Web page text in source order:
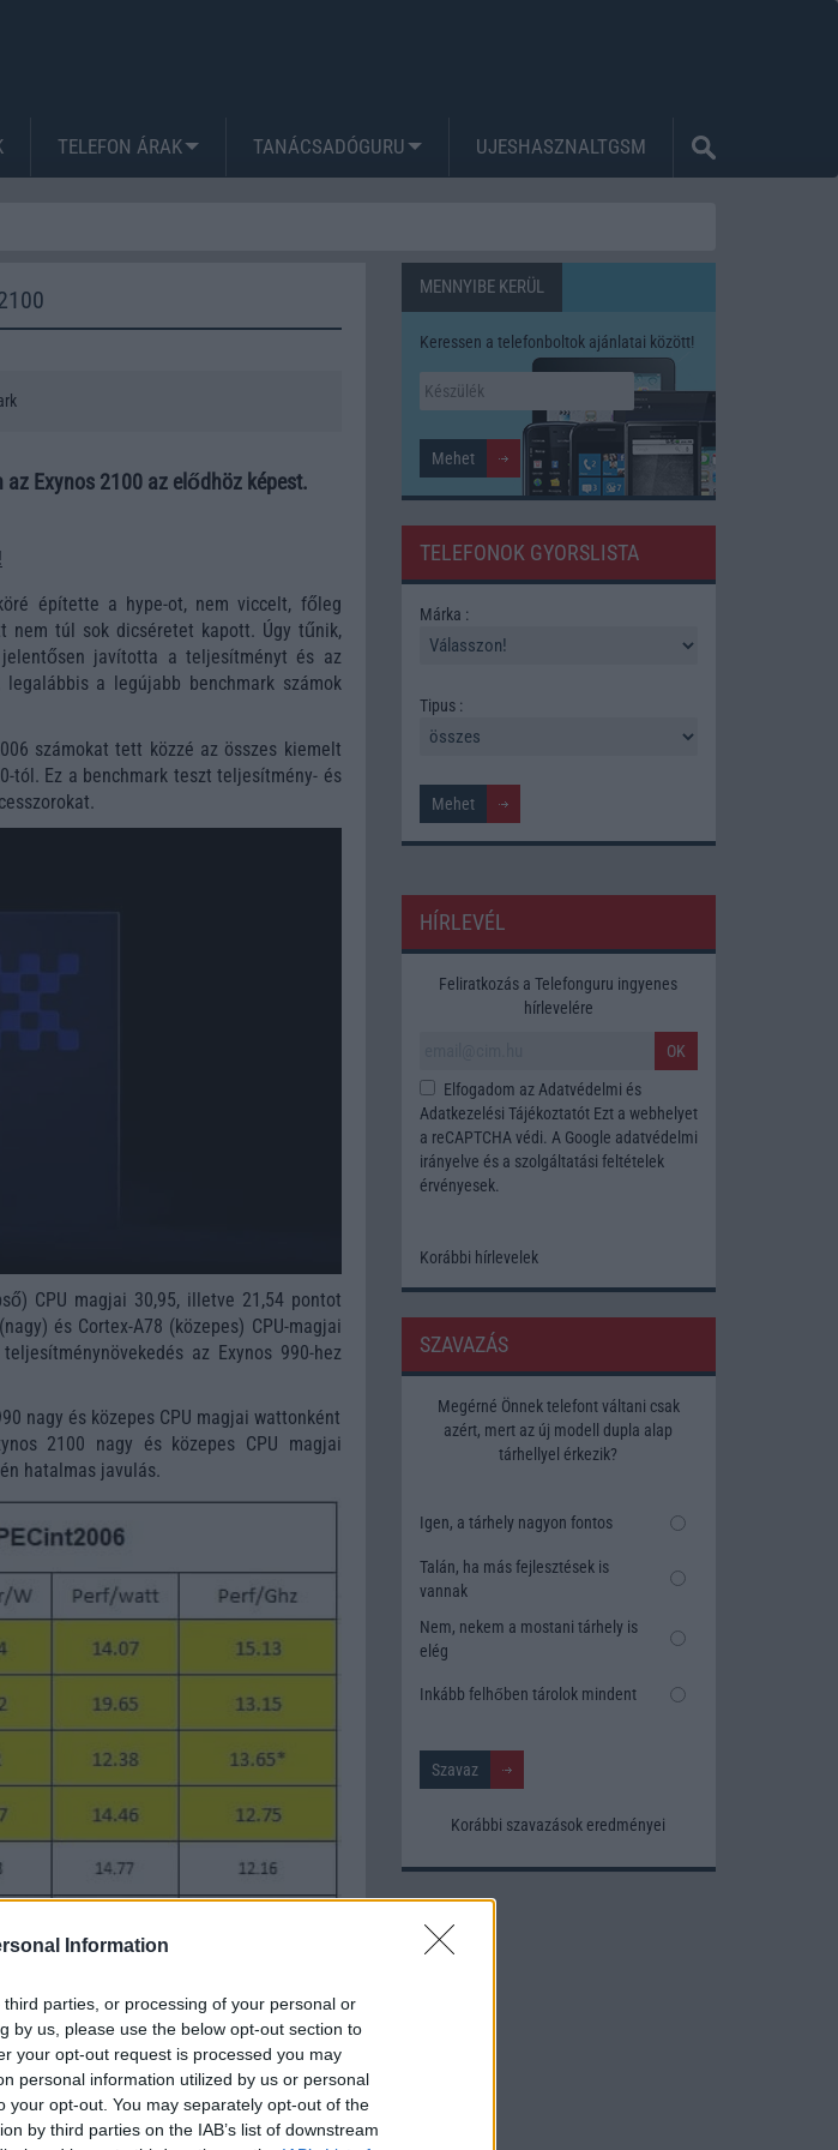
Information
parties, or processing of your personal or
by us, please use the below opt-out section to
your opt-out request is processed you may
personal information utilized by us or personal
your opt-out. You may separately opt-out of the
by third parties on the IAB’s list of downstream
TELEFON ÁRAK TANÁCSADÓGURU UJESHASZNALTGSM
Exynos 2100 az elődhöz képest.
építette a hype-ot, nem viccelt, főleg
nem túl sok dicséretet kapott. Úgy tűnik,
javította a teljesítményt és az
a legújabb benchmark számok
számokat tett közzé az összes kiemelt
tól. Ez a benchmark teszt teljesítmény- és
CPU magjai 30,95, illetve 21,54 pontot
és Cortex-A78 (közepes) CPU-magjai
az Exynos 990-hez
nagy és közepes CPU magjai wattonként
2100 nagy és közepes CPU magjai
hatalmas javulás.
MENNYIBE KERÜL
Keressen a telefonboltok ajánlatai között!
TELEFONOK GYORSLISTA
Márka :
Tipus :
HÍRLEVÉL
Feliratkozás a Telefonguru ingyenes
hírlevelére
OK
Elfogadom az Adatvédelmi és
Adatkezelési TájékoztatótEzt a webhelyet
a reCAPTCHA védi. A Google adatvédelmi
irányelve és a szolgáltatási feltételek
érvényesek.
Korábbi hírlevelek
SZAVAZÁS
Megérné Önnek telefont váltani csak
azért, mert az új modell dupla alap
tárhellyel érkezik?
Igen, a tárhely nagyon fontos
Talán, ha más fejlesztések is
vannak
Nem, nekem a mostani tárhely is
elég
Inkább felhőben tárolok mindent
Korábbi szavazások eredményei